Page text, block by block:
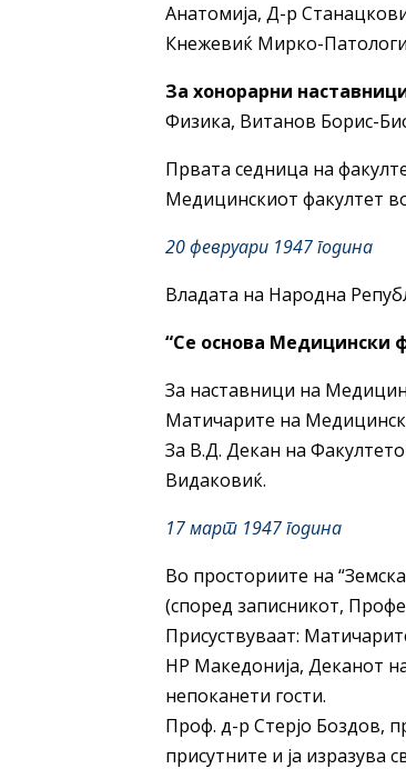
Анатомија, Д-р
Кнежевиќ Мирко-
За хонорарни
Физика, Витанов Борис-
Првата седница на
Медицинскиот факултет
20 февруари 1947 година
Владата на Народна
“Се основа Медицински
За наставници на
Матичарите на
За В.Д. Декан на
Видаковиќ.
17 март 1947 година
Во просториите на
(според записникот,
Присуствуваат:
НР Македонија, Деканот
непоканети гости.
Проф. д-р Стерјо Боздов,
присутните и ја изразува